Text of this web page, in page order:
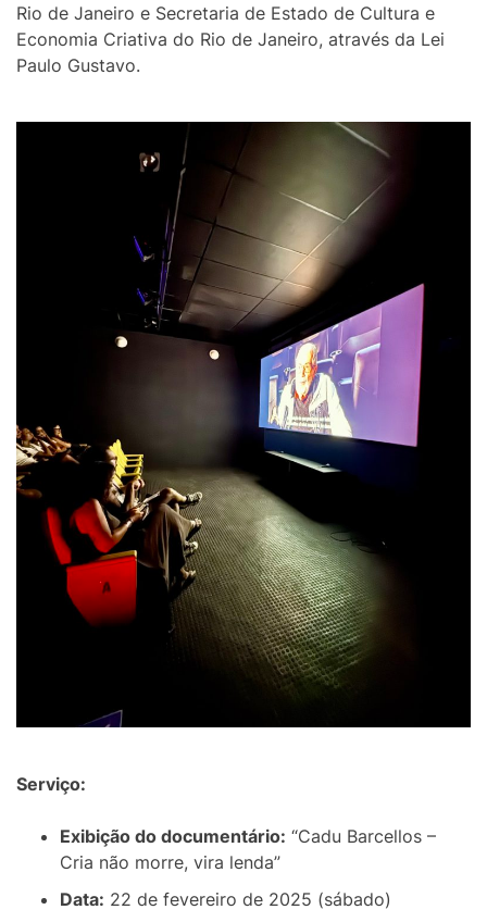
Rio de Janeiro e Secretaria de Estado de Cultura e
Economia Criativa do Rio de Janeiro, através da Lei
Paulo Gustavo.
Serviço:
Exibição do documentário: “Cadu Barcellos –
Cria não morre, vira lenda”
Data: 22 de fevereiro de 2025 (sábado)